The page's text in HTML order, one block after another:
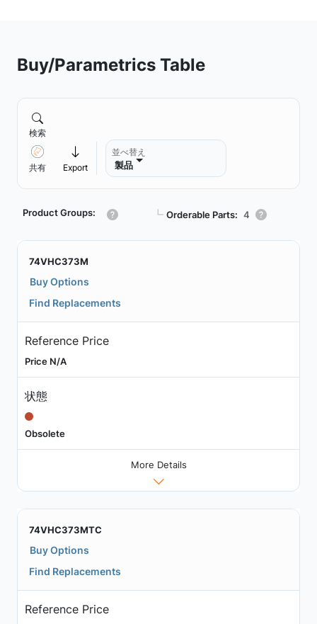
Buy/Parametrics Table
検索
共有 Export
並べ替え
製品
Product Groups: ┗ Orderable Parts: 4
74VHC373M
Buy Options
Find Replacements
Reference Price
Price N/A
状態
Obsolete
More Details
74VHC373MTC
Buy Options
Find Replacements
Reference Price